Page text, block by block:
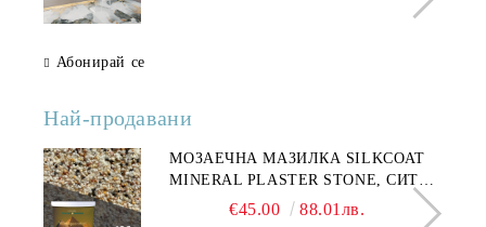
Абонирай се
Най-продавани
МОЗАЕЧНА МАЗИЛКА SILKCOAT
MINERAL PLASTER STONE, СИТЕН
КАМЪК 406 25КГ
€45.00 88.01лв.